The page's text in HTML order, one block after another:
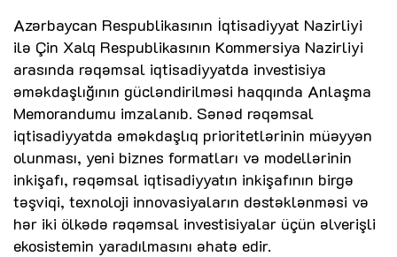
Azərbaycan Respublikasının İqtisadiyyat Nazirliyi
ilə Çin Xalq Respublikasının Kommersiya Nazirliyi
arasında rəqəmsal iqtisadiyyatda investisiya
əməkdaşlığının gücləndirilməsi haqqında Anlaşma
Memorandumu imzalanıb. Sənəd rəqəmsal
iqtisadiyyatda əməkdaşlıq prioritetlərinin müəyyən
olunması, yeni biznes formatları və modellərinin
inkişafı, rəqəmsal iqtisadiyyatın inkişafının birgə
təşviqi, texnoloji innovasiyaların dəstəklənməsi və
hər iki ölkədə rəqəmsal investisiyalar üçün əlverişli
ekosistemin yaradılmasını əhatə edir.